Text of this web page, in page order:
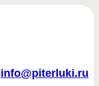
info@piterluki.ru